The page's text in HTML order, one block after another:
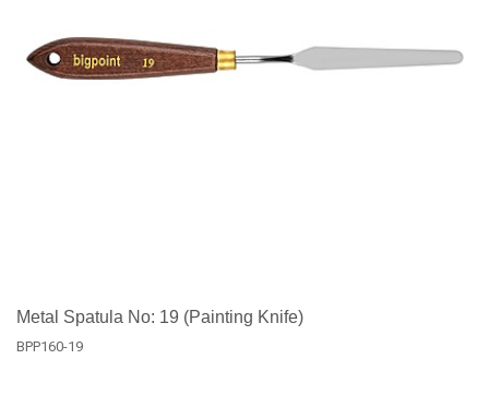
Metal Spatula No: 19 (Painting Knife)
BPP160-19